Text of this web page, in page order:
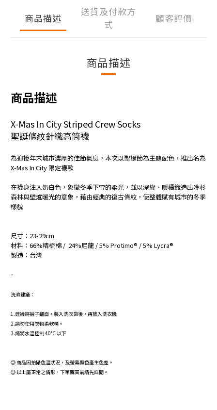
商品描述
送貨及付款方
式
顧客評價
商品描述
商品描述
X-Mas In City Striped Crew Socks
聖誕條紋針織高筒襪
為迎接年末城市濃厚的佳節氣息，本次以聖誕節為主題配色，推出名為
X-Mas In City 限定襪款
在襪身注入奶白色，象徵冬季下雪的柔光，並以深綠、暖橘織造出冷杉
森林與壁爐暖光的意象，藉由經典的復古條紋，使整體賦有城市的冬季
樣貌
尺寸：23-29cm
材料：66%精梳棉 / 24%尼龍 / 5% Protimo® / 5% Lycra®
製造：台灣
-
洗滌建議：
1.建議將襪子翻面，裝入洗衣袋後，再放入洗衣機
2.請勿使用衣物柔軟精。
3.請將水溫控制 40°C 以下
◎ 商品因拍攝色溫狀況，及螢幕顯色產生色差。
◎ 以上屬正常之情形，下單購買前請先詳閱。